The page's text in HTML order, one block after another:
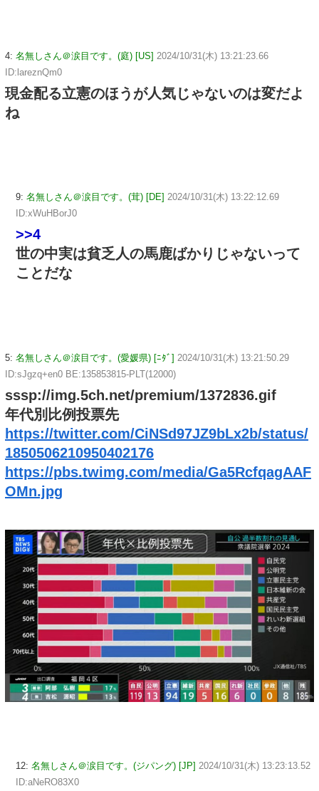
4: 名無しさん＠涙目です。(庭) [US] 2024/10/31(木) 13:21:23.66
ID:lareznQm0
現金配る立憲のほうが人気じゃないのは変だよ
ね
9: 名無しさん＠涙目です。(茸) [DE] 2024/10/31(木) 13:22:12.69
ID:xWuHBorJ0
>>4
世の中実は貧乏人の馬鹿ばかりじゃないって
ことだな
5: 名無しさん＠涙目です。(愛媛県) [ﾆﾀﾞ] 2024/10/31(木) 13:21:50.29
ID:sJgzq+en0 BE:135853815-PLT(12000)
sssp://img.5ch.net/premium/1372836.gif
年代別比例投票先
https://twitter.com/CiNSd97JZ9bLx2b/status/
1850506210950402176
https://pbs.twimg.com/media/Ga5RcfqagAAF
OMn.jpg
12: 名無しさん＠涙目です。(ジパング) [JP] 2024/10/31(木) 13:23:13.52
ID:aNeRO83X0